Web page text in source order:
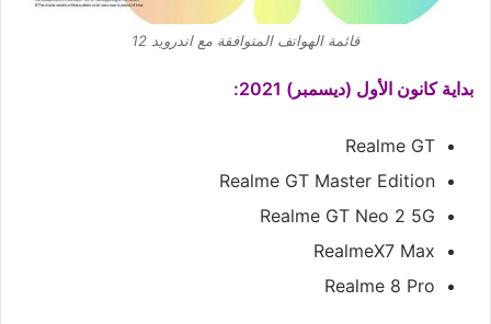
قائمة الهواتف المتوافقة مع اندرويد 12
بداية كانون الأول (ديسمبر) 2021:
Realme GT
Realme GT Master Edition
Realme GT Neo 2 5G
RealmeX7 Max
Realme 8 Pro